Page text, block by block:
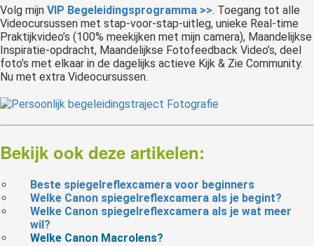
Volg mijn VIP Begeleidingsprogramma >>. Toegang tot alle
Videocursussen met stap-voor-stap-uitleg, unieke Real-time
Praktijkvideo’s (100% meekijken met mijn camera), Maandelijkse
Inspiratie-opdracht, Maandelijkse Fotofeedback Video’s, deel
foto’s met elkaar in de dagelijks actieve Kijk & Zie Community.
Nu met extra Videocursussen.
Bekijk ook deze artikelen:
Beste spiegelreflexcamera voor beginners
Welke Canon spiegelreflexcamera als je begint?
Welke Canon spiegelreflexcamera als je wat meer
wil?
Welke Canon Macrolens?